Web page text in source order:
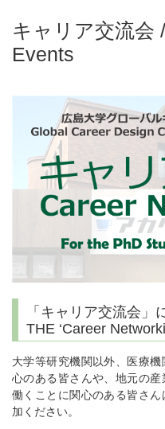
キャリア交流会
Events
「キャリア交流会
THE ‘Career
大学等研究機関以外、医療
心のある皆さんや、地元の
働くことに関心のある皆さ
加ください。